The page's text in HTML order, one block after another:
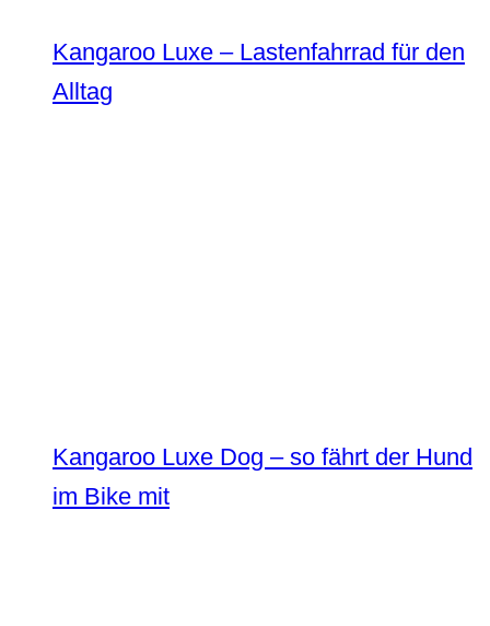
Kangaroo Luxe – Lastenfahrrad für den
Alltag
Kangaroo Luxe Dog – so fährt der Hund
im Bike mit